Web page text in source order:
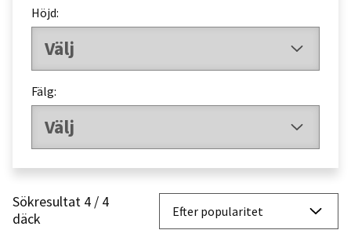
Höjd:
Välj
Fälg:
Välj
Sökresultat 4 / 4
däck
Efter popularitet